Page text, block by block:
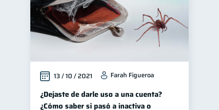
13 / 10 / 2021 Farah Figueroa
¿Dejaste de darle uso a una cuenta?
¿Cómo saber si pasó a inactiva o